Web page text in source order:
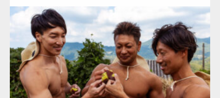
Update: 2023.02.11
Category:芋掘りのマッチョ オレンジの人 ONIKKY(デカいよ)
TAKE
AKIHITO(細マッチョ)
肩 唐津 (佐賀)
ダウンロード